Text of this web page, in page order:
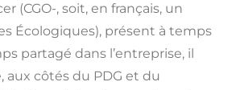
(CGO-, soit, en français, un
Écologiques), présent à temps
partagé dans l’entreprise, il
aux côtés du PDG et du